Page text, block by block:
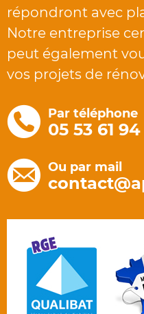
répondront avec
Notre entreprise
peut également
vos projets de
Par téléphone
05 53 61
Ou par mail